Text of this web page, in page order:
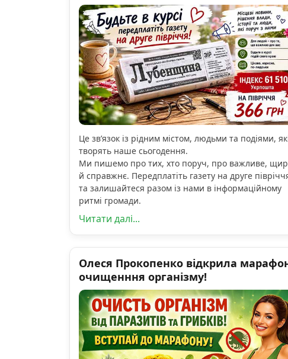
Це зв’язок із рідним містом, людьми та подіями,
творять наше сьогодення.
Ми пишемо про тих, хто поруч, про важливе,
й справжнє. Передплатіть газету на друге
та залишайтеся разом із нами в інформаційному
ритмі громади.
Читати далі...
Олеся Прокопенко відкрила
очищенння організму!